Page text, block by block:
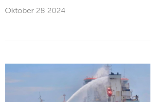
Oktober 28 2024